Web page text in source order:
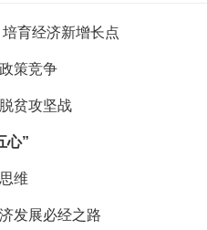
育经济新增长点
策竞争
贫攻坚战
心”
维
发展必经之路